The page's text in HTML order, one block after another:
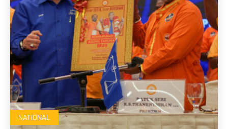
NATIONAL